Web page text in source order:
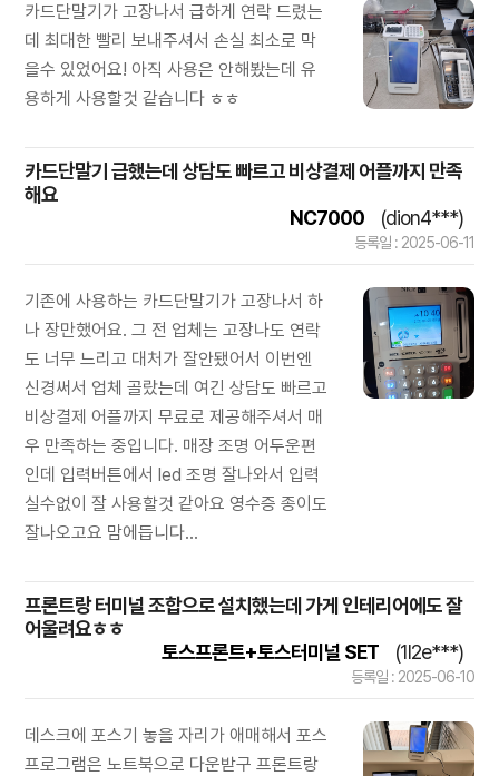
카드단말기가 고장나서 급하게 연락 드렸는
데 최대한 빨리 보내주셔서 손실 최소로 막
을수 있었어요! 아직 사용은 안해봤는데 유
용하게 사용할것 같습니다 ㅎㅎ
카드단말기 급했는데 상담도 빠르고 비상결제 어플까지 만족
해요
NC7000
(dion4***)
등록일 : 2025-06-11
기존에 사용하는 카드단말기가 고장나서 하
나 장만했어요. 그 전 업체는 고장나도 연락
도 너무 느리고 대처가 잘안됐어서 이번엔
신경써서 업체 골랐는데 여긴 상담도 빠르고
비상결제 어플까지 무료로 제공해주셔서 매
우 만족하는 중입니다. 매장 조명 어두운편
인데 입력버튼에서 led 조명 잘나와서 입력
실수없이 잘 사용할것 같아요 영수증 종이도
잘나오고요 맘에듭니다...
프론트랑 터미널 조합으로 설치했는데 가게 인테리어에도 잘
어울려요ㅎㅎ
토스프론트+토스터미널 SET
(1l2e***)
등록일 : 2025-06-10
데스크에 포스기 놓을 자리가 애매해서 포스
프로그램은 노트북으로 다운받구 프론트랑